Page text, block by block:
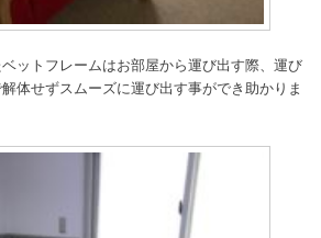
ットフレームはお部屋から運び出す際、運び
体せずスムーズに運び出す事ができ助かりま